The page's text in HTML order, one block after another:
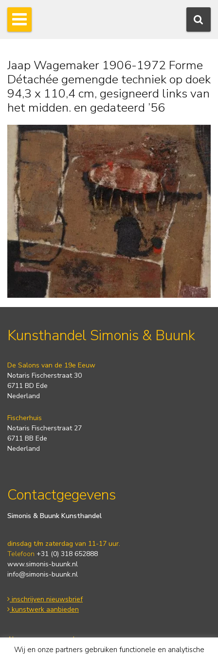
Jaap Wagemaker 1906-1972 Forme
Détachée gemengde techniek op doek
94,3 x 110,4 cm, gesigneerd links van
het midden. en gedateerd ’56
Kunsthandel Simonis & Buunk
De Salons van de 19e Eeuw
Notaris Fischerstraat 30
6711 BD Ede
Nederland
Fischerhuis
Notaris Fischerstraat 27
6711 BB Ede
Nederland
Contactgegevens
Simonis & Buunk Kunsthandel
dinsdag t/m zaterdag van 11-17 uur.
Telefoon +31 (0) 318 652888
www.simonis-buunk.nl
info@simonis-buunk.nl
inschrijven nieuwsbrief
kunstwerk aanbieden
Algemene voorwaarden
Privacy statement
Wij en onze partners gebruiken functionele en analytische